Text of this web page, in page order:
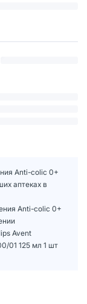
Anti-colic 0+
аптеках в
Anti-colic 0+
Avent
01 125 мл 1 шт